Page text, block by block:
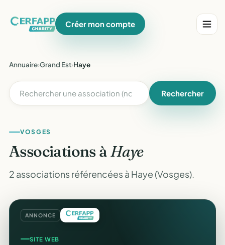
Créer mon compte
Annuaire›Grand Est›Haye
Rechercher
VOSGES
Associations àHaye
2 associations référencées à Haye (Vosges).
ANNONCE
SITE WEB